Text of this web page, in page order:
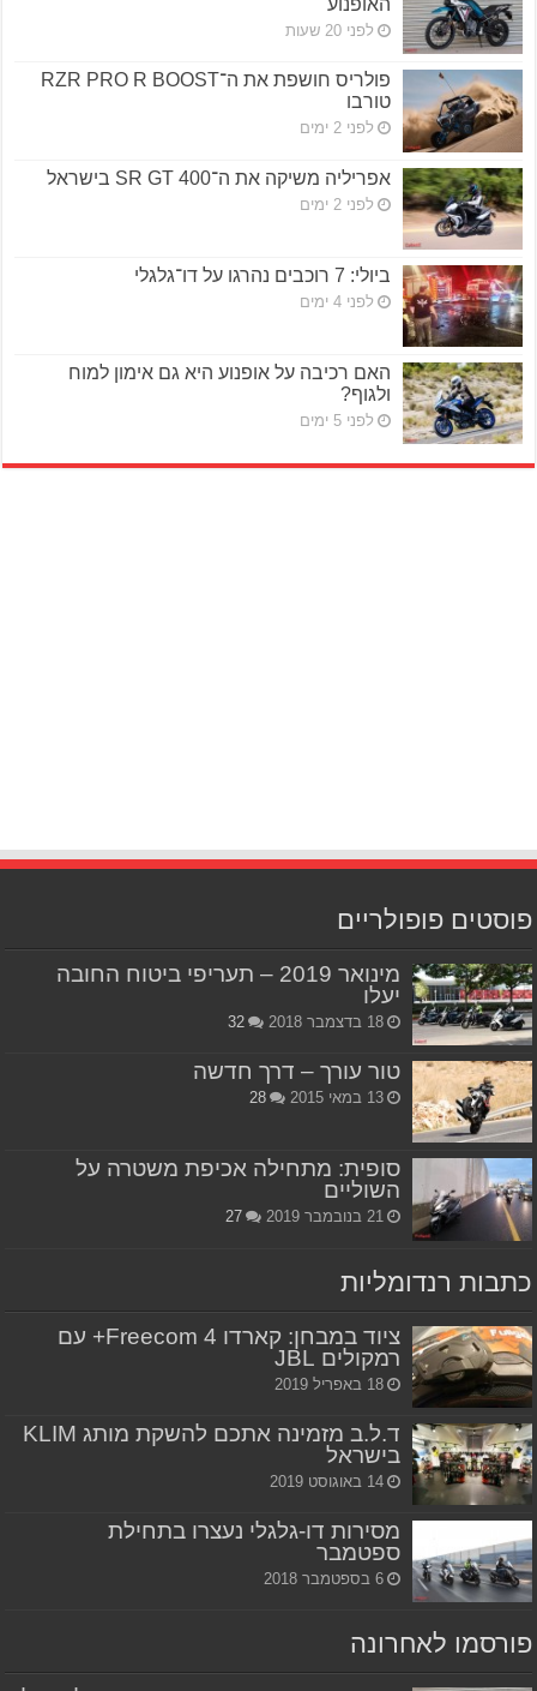
האופנוע
לפני 20 שעות
פולריס חושפת את ה־RZR PRO R BOOST
טורבו
לפני 2 ימים
אפריליה משיקה את ה־SR GT 400 בישראל
לפני 2 ימים
ביולי: 7 רוכבים נהרגו על דו־גלגלי
לפני 4 ימים
האם רכיבה על אופנוע היא גם אימון למוח
ולגוף?
לפני 5 ימים
פוסטים פופולריים
מינואר 2019 – תעריפי ביטוח החובה
יעלו
18 בדצמבר 2018 32
טור עורך – דרך חדשה
13 במאי 2015 28
סופית: מתחילה אכיפת משטרה על
השוליים
21 בנובמבר 2019 27
כתבות רנדומליות
ציוד במבחן: קארדו Freecom 4+ עם
רמקולים JBL
18 באפריל 2019
ד.ל.ב מזמינה אתכם להשקת מותג KLIM
בישראל
14 באוגוסט 2019
מסירות דו-גלגלי נעצרו בתחילת
ספטמבר
6 בספטמבר 2018
פורסמו לאחרונה